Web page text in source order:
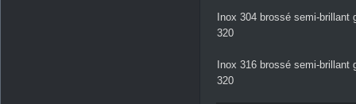
Inox 304 brossé semi-brillant
320
Inox 316 brossé semi-brillant
320